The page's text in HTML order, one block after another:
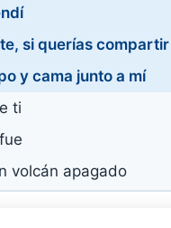
si querías compartir
y cama junto a mí
ti
volcán apagado